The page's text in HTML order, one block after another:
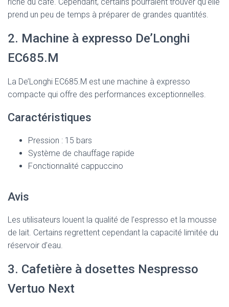
prend un peu de temps à préparer de grandes quantités.
2. Machine à expresso De’Longhi
EC685.M
La De’Longhi EC685.M est une machine à expresso
compacte qui offre des performances exceptionnelles.
Caractéristiques
Pression : 15 bars
Système de chauffage rapide
Fonctionnalité cappuccino
Avis
Les utilisateurs louent la qualité de l’espresso et la mousse
de lait. Certains regrettent cependant la capacité limitée du
réservoir d’eau.
3. Cafetière à dosettes Nespresso
Vertuo Next